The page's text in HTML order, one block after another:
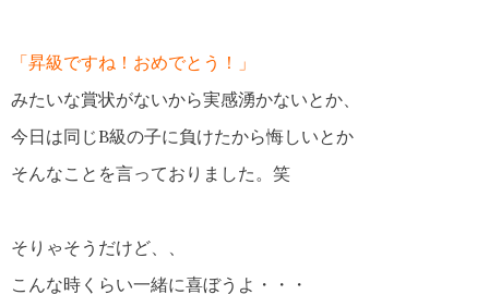
「昇級ですね！おめでとう！」
みたいな賞状がないから実感湧かないとか、
今日は同じB級の子に負けたから悔しいとか
そんなことを言っておりました。笑
そりゃそうだけど、、
こんな時くらい一緒に喜ぼうよ・・・